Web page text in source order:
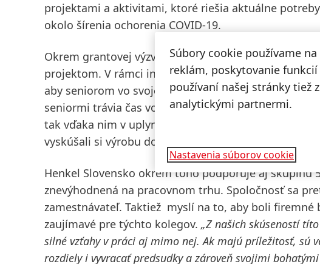
projektami a aktivitami, ktoré riešia aktuálne
okolo šírenia ochorenia COVID-19.
Okrem grantovej výzvy sa Henkel Slovensko snaží
projektom. V rámci iniciatívy Henkel helps združuje
aby seniorom vo svojej komunite spríjemnili dlhé
seniormi trávia čas vonku na prechádzkach,
tak vďaka nim v uplynulom roku priučili základom
vyskúšali si výrobu domácej kozmetiky či
Henkel Slovensko okrem toho podporuje aj
znevýhodnená na pracovnom trhu. Spoločnosť sa
zamestnávateľ. Taktiež myslí na to, aby boli
zaujímavé pre týchto kolegov. „Z našich skúseností
silné vzťahy v práci aj mimo nej. Ak majú príležitosť, sú
rozdiely i vyvracať predsudky a zároveň svojimi
Súbory cookie používame
reklám, poskytovanie
používaní našej stránky tiež
analytickými partnermi.
Nastavenia súborov cookie